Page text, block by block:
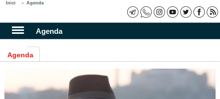
Inici Agenda
Agenda
Agenda